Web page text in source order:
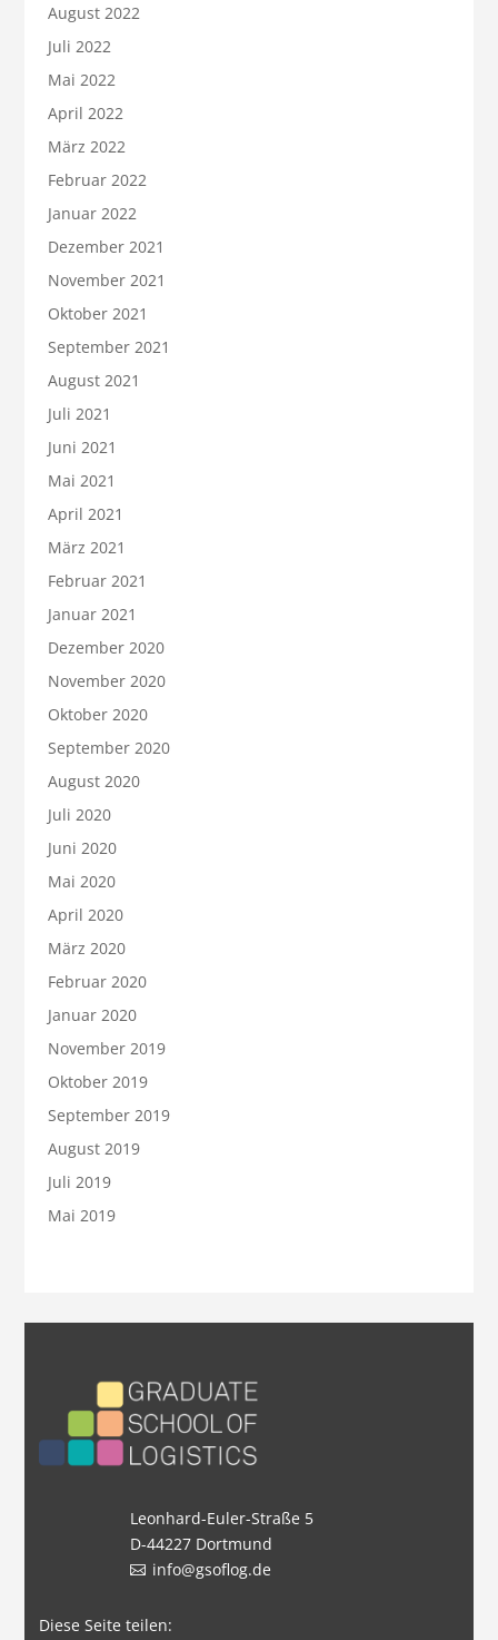
August 2022
Juli 2022
Mai 2022
April 2022
März 2022
Februar 2022
Januar 2022
Dezember 2021
November 2021
Oktober 2021
September 2021
August 2021
Juli 2021
Juni 2021
Mai 2021
April 2021
März 2021
Februar 2021
Januar 2021
Dezember 2020
November 2020
Oktober 2020
September 2020
August 2020
Juli 2020
Juni 2020
Mai 2020
April 2020
März 2020
Februar 2020
Januar 2020
November 2019
Oktober 2019
September 2019
August 2019
Juli 2019
Mai 2019
Leonhard-Euler-Straße 5
D-44227 Dortmund
info@gsoflog.de
Diese Seite teilen: